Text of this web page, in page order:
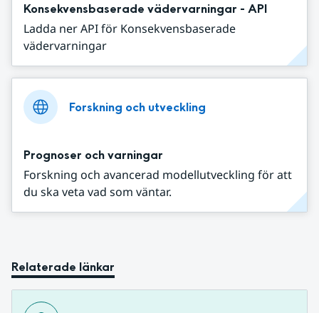
Konsekvensbaserade vädervarningar - API
Ladda ner API för Konsekvensbaserade
vädervarningar
Forskning och utveckling
Prognoser och varningar
Forskning och avancerad modellutveckling för att
du ska veta vad som väntar.
Relaterade länkar